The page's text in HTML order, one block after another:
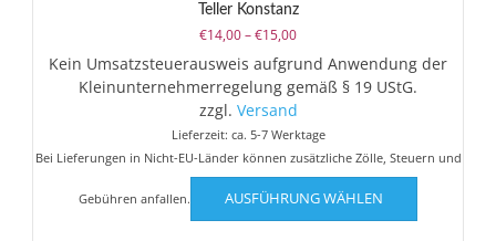
Teller Konstanz
€14,00–€15,00Preisspanne:
€14,00
bis
€15,00
Kein Umsatzsteuerausweis aufgrund Anwendung der
Kleinunternehmerregelung gemäß § 19 UStG.
zzgl. Versand
Lieferzeit: ca. 5-7 Werktage
Bei Lieferungen in Nicht-EU-Länder können zusätzliche Zölle, Steuern und
Gebühren anfallen. AUSFÜHRUNG WÄHLEN
Dieses
weist